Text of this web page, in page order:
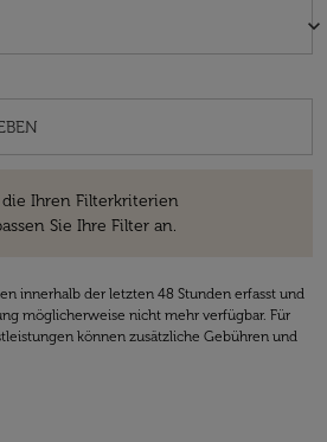
keyboard_arrow_down
Ihren Filterkriterien
Sie Ihre Filter an.
innerhalb der letzten 48 Stunden erfasst und
möglicherweise nicht mehr verfügbar. Für
können zusätzliche Gebühren und